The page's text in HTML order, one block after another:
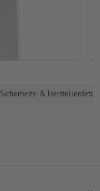
Sicherheits- &